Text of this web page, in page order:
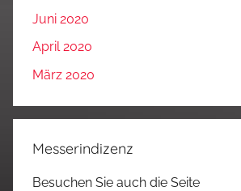
Juni 2020
April 2020
März 2020
Messerindizenz
Besuchen Sie auch die Seite